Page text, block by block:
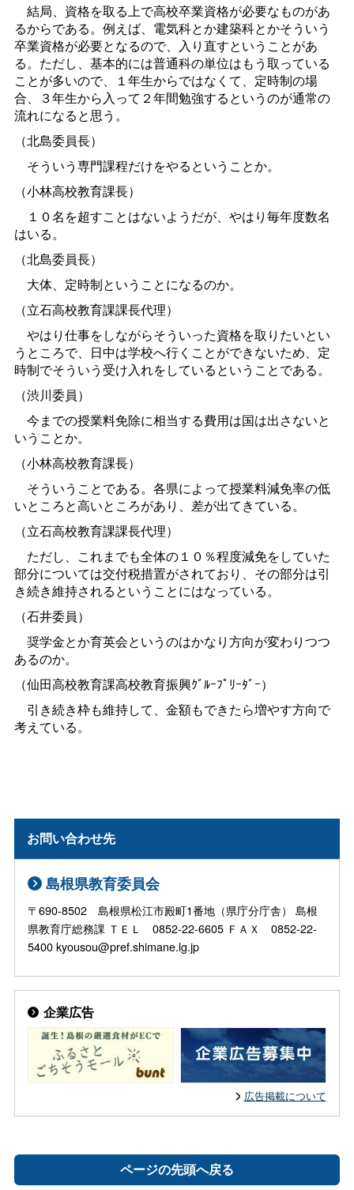
結局、資格を取る上で高校卒業資格が必要なものがあ
るからである。例えば、電気科とか建築科とかそういう
卒業資格が必要となるので、入り直すということがあ
る。ただし、基本的には普通科の単位はもう取っている
ことが多いので、１年生からではなくて、定時制の場
合、３年生から入って２年間勉強するというのが通常の
流れになると思う。
（北島委員長）
そういう専門課程だけをやるということか。
（小林高校教育課長）
１０名を超すことはないようだが、やはり毎年度数名
はいる。
（北島委員長）
大体、定時制ということになるのか。
（立石高校教育課課長代理）
やはり仕事をしながらそういった資格を取りたいとい
うところで、日中は学校へ行くことができないため、定
時制でそういう受け入れをしているということである。
（渋川委員）
今までの授業料免除に相当する費用は国は出さないと
いうことか。
（小林高校教育課長）
そういうことである。各県によって授業料減免率の低
いところと高いところがあり、差が出てきている。
（立石高校教育課課長代理）
ただし、これまでも全体の１０％程度減免をしていた
部分については交付税措置がされており、その部分は引
き続き維持されるということにはなっている。
（石井委員）
奨学金とか育英会というのはかなり方向が変わりつつ
あるのか。
（仙田高校教育課高校教育振興ｸﾞﾙｰﾌﾟﾘｰﾀﾞｰ）
引き続き枠も維持して、金額もできたら増やす方向で
考えている。
お問い合わせ先
島根県教育委員会
〒690-8502 島根県松江市殿町1番地（県庁分庁舎） 島根
県教育庁総務課 ＴＥＬ 0852-22-6605 ＦＡＸ 0852-22-
5400 kyousou@pref.shimane.lg.jp
企業広告
広告掲載について
ページの先頭へ戻る